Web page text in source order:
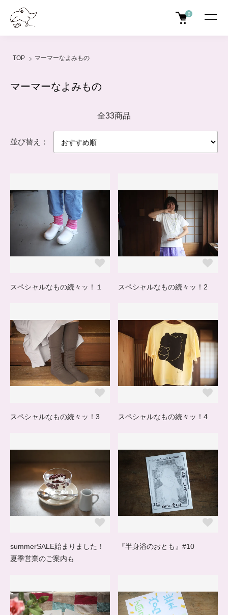
0
TOP マーマーなよみもの
マーマーなよみもの
全33商品
並び替え：
スペシャルなもの続々ッ！１ スペシャルなもの続々ッ！2
スペシャルなもの続々ッ！3 スペシャルなもの続々ッ！4
summerSALE始まりました！
夏季営業のご案内も
『半身浴のおとも』#10